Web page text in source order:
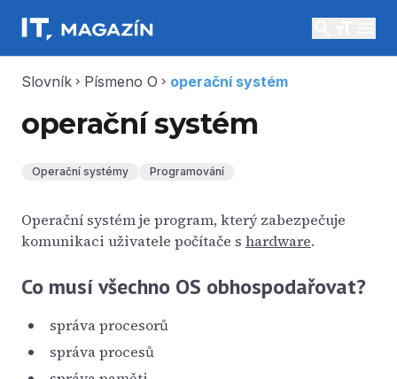
Slovník chevron_right Písmeno O chevron_right operační systém
operační systém
Operační systémy Programování
Operační systém je program, který zabezpečuje
komunikaci uživatele počítače s hardware.
Co musí všechno OS obhospodařovat?
správa procesorů
správa procesů